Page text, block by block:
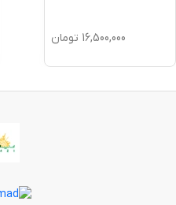
16,500,000 تومان